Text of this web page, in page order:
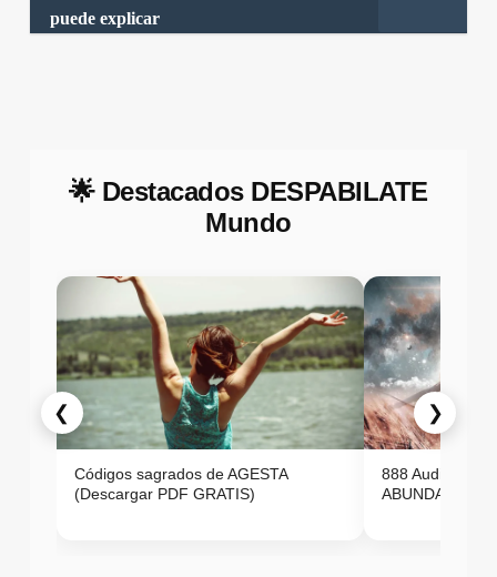
puede explicar
🌟 Destacados DESPABILATE
Mundo
❮
Códigos sagrados de AGESTA
(Descargar PDF GRATIS)
888 Audio
ABUNDANCIA
❯